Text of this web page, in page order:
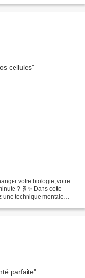
votre biologie, votre
? 🧬✨ Dans cette
une technique mentale